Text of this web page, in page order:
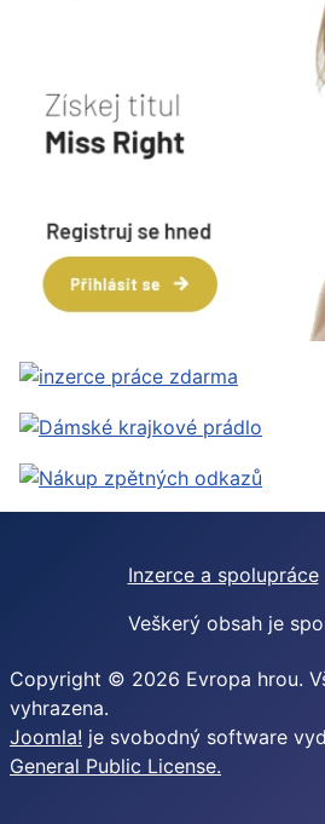
Inzerce a spolupráce
Veškerý obsah je
Copyright © 2026 Evropa hrou.
vyhrazena.
Joomla! je svobodný software
General Public License.